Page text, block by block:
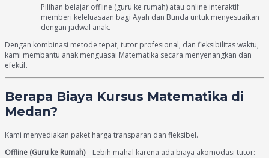
Pilihan belajar offline (guru ke rumah) atau online interaktif
memberi keleluasaan bagi Ayah dan Bunda untuk menyesuaikan
dengan jadwal anak.
Dengan kombinasi metode tepat, tutor profesional, dan fleksibilitas waktu,
kami membantu anak menguasai Matematika secara menyenangkan dan
efektif.
Berapa Biaya Kursus Matematika di
Medan?
Kami menyediakan paket harga transparan dan fleksibel.
Offline (Guru ke Rumah)– Lebih mahal karena ada biaya akomodasi tutor: